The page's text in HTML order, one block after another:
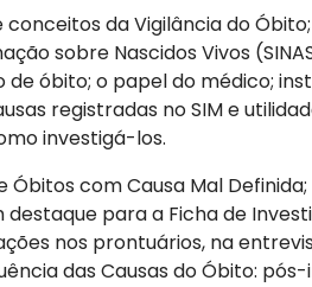
da Vigilância do
sobre Nascidos Vivos
óbito; o papel do médico;
registradas no SIM e
investigá-los.
com Causa Mal
para a Ficha de
nos prontuários, na
das Causas do Óbito: